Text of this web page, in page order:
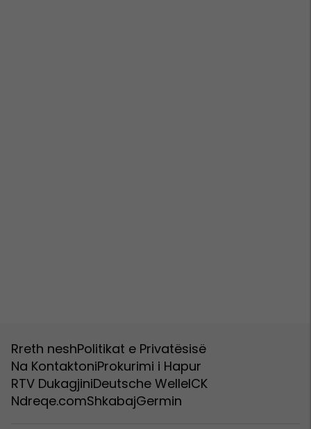
Rreth neshPolitikat e Privatësisë
Na KontaktoniProkurimi i Hapur
RTV DukagjiniDeutsche WelleICK
Ndreqe.comShkabajGermin